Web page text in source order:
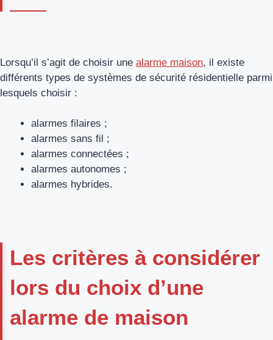
Lorsqu’il s’agit de choisir une alarme maison, il existe
différents types de systèmes de sécurité résidentielle parmi
lesquels choisir :
alarmes filaires ;
alarmes sans fil ;
alarmes connectées ;
alarmes autonomes ;
alarmes hybrides.
Les critères à considérer
lors du choix d’une
alarme de maison